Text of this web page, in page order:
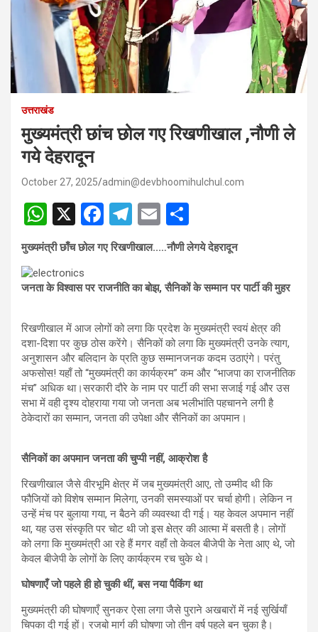
उत्तराखंड
मुख्यमंत्री छांच छोल गए रिखणीखाल ,नौणी ले
गये देहरादून
October 27, 2025 admin@devbhoomihulchul.com
W
h
at
s
p
p
X
F
a
ce
b
o
k
T
el
e
gr
m
E
m
ail
h
ar
e
मुख्यमंत्री छाँच छोल गए रिखणीखाल..…नौणी लेगये देहरादून
जनता के विश्वास पर राजनीति का बोझ, सैनिकों के सम्मान पर पार्टी की मुहर
रिखणीखाल में आज लोगों को लगा कि प्रदेश के मुख्यमंत्री स्वयं क्षेत्र की
दशा-दिशा पर कुछ ठोस करेंगे। सैनिकों को लगा कि मुख्यमंत्री उनके त्याग,
अनुशासन और बलिदान के प्रति कुछ सम्मानजनक कदम उठाएंगे। परंतु
अफसोस! यहाँ तो “मुख्यमंत्री का कार्यक्रम” कम और “भाजपा का राजनीतिक
मंच” अधिक था।सरकारी दौरे के नाम पर पार्टी की सभा सजाई गई और उस
सभा में वही दृश्य दोहराया गया जो जनता अब भलीभांति पहचानने लगी है
ठेकेदारों का सम्मान, जनता की उपेक्षा और सैनिकों का अपमान।
सैनिकों का अपमान जनता की चुप्पी नहीं, आक्रोश है
रिखणीखाल जैसे वीरभूमि क्षेत्र में जब मुख्यमंत्री आए, तो उम्मीद थी कि
फौजियों को विशेष सम्मान मिलेगा, उनकी समस्याओं पर चर्चा होगी। लेकिन न
उन्हें मंच पर बुलाया गया, न बैठने की व्यवस्था दी गई। यह केवल अपमान नहीं
था, यह उस संस्कृति पर चोट थी जो इस क्षेत्र की आत्मा में बसती है। लोगों
को लगा कि मुख्यमंत्री आ रहे हैं मगर वहाँ तो केवल बीजेपी के नेता आए थे, जो
केवल बीजेपी के लोगों के लिए कार्यक्रम रच चुके थे।
घोषणाएँ जो पहले ही हो चुकी थीं, बस नया पैकिंग था
मुख्यमंत्री की घोषणाएँ सुनकर ऐसा लगा जैसे पुराने अखबारों में नई सुर्खियाँ
चिपका दी गई हों। रजबो मार्ग की घोषणा जो तीन वर्ष पहले बन चुका है।